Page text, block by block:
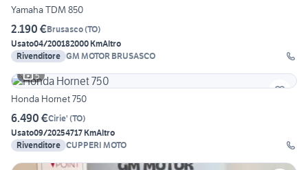
Yamaha TDM 850
2.190 €Brusasco(TO)
Usato04/200182000 KmAltro
Rivenditore GM MOTOR BRUSASCO
5
Honda Hornet 750
6.490 €Cirie' (TO)
Usato09/20254717 KmAltro
Rivenditore CUPPERI MOTO